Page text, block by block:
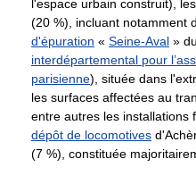
l'espace urbain construit),
(20 %), incluant notamment
d'épuration « Seine-Aval » du
interdépartemental pour
parisienne), située dans
les surfaces affectées au
entre autres les installations
dépôt de locomotives
(7 %), constituée